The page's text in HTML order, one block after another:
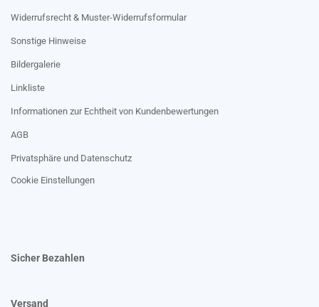
Widerrufsrecht & Muster-Widerrufsformular
Sonstige Hinweise
Bildergalerie
Linkliste
Informationen zur Echtheit von Kundenbewertungen
AGB
Privatsphäre und Datenschutz
Cookie Einstellungen
Sicher Bezahlen
Versand